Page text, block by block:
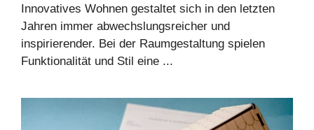
Innovatives Wohnen gestaltet sich in den letzten
Jahren immer abwechslungsreicher und
inspirierender. Bei der Raumgestaltung spielen
Funktionalität und Stil eine ...